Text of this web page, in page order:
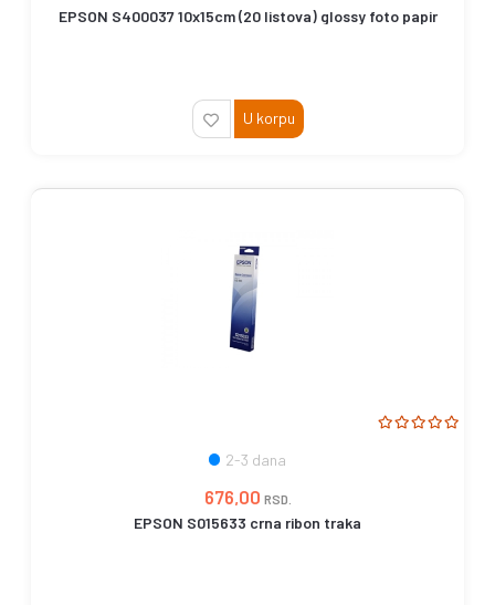
EPSON S400037 10x15cm (20 listova) glossy foto papir
U korpu
2-3 dana
676,00 RSD.
EPSON S015633 crna ribon traka